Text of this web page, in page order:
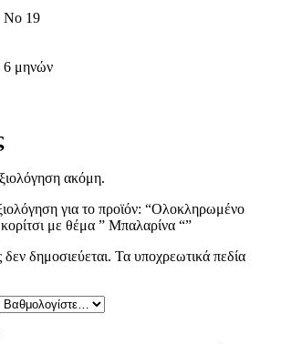
No 19
6 μηνών
ακόμη.
για το προϊόν: “Ολοκληρωμένο
με θέμα ” Μπαλαρίνα “”
δημοσιεύεται. Τα υποχρεωτικά πεδία